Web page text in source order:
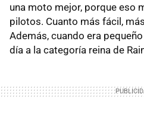
una moto mejor, porque eso
pilotos. Cuanto más fácil,
Además, cuando era
día a la categoría reina de